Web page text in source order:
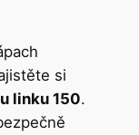
si
linku 150.